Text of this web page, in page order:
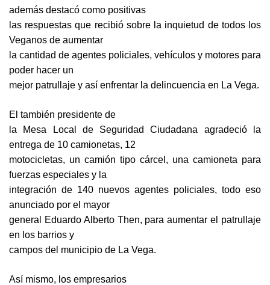
además destacó como positivas
las respuestas que recibió sobre la inquietud de todos los
Veganos de aumentar
la cantidad de agentes policiales, vehículos y motores para
poder hacer un
mejor patrullaje y así enfrentar la delincuencia en La Vega.
El también presidente de
la Mesa Local de Seguridad Ciudadana agradeció la
entrega de 10 camionetas, 12
motocicletas, un camión tipo cárcel, una camioneta para
fuerzas especiales y la
integración de 140 nuevos agentes policiales, todo eso
anunciado por el mayor
general Eduardo Alberto Then, para aumentar el patrullaje
en los barrios y
campos del municipio de La Vega.
Así mismo, los empresarios